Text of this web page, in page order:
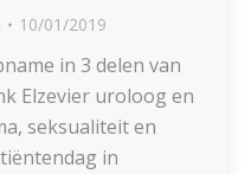
10/01/2019
in 3 delen van
Elzevier uroloog en
seksualiteit en
in